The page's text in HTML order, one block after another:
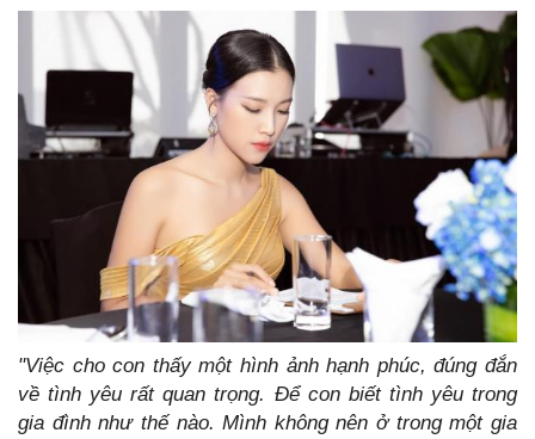
"Việc cho con thấy một hình ảnh hạnh phúc, đúng đắn
về tình yêu rất quan trọng. Để con biết tình yêu trong
gia đình như thế nào. Mình không nên ở trong một gia